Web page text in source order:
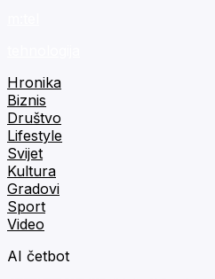
Hronika
Biznis
Društvo
Lifestyle
Svijet
Kultura
Gradovi
Sport
Video
AI četbot